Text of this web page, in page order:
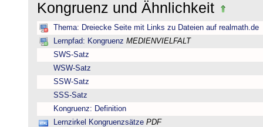
Kongruenz und Ähnlichkeit
Thema: Dreiecke Seite mit Links zu Dateien auf realmath.de
Lernpfad: Kongruenz MEDIENVIELFALT
SWS-Satz
WSW-Satz
SSW-Satz
SSS-Satz
Kongruenz: Definition
Lernzirkel Kongruenzsätze PDF